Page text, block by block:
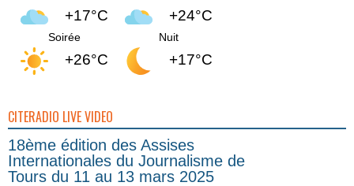
+17°C +24°C
Soirée
+26°C
Nuit
+17°C
CITERADIO LIVE VIDEO
18ème édition des Assises
Internationales du Journalisme de
Tours du 11 au 13 mars 2025